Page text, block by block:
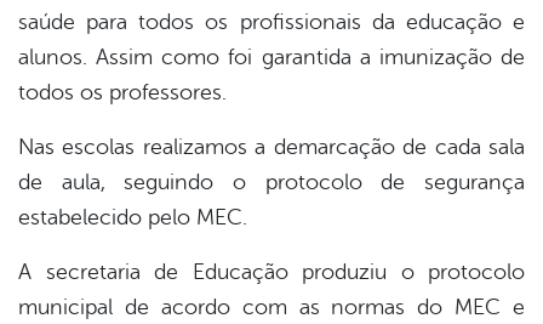
saúde para todos os profissionais da educação e
alunos. Assim como foi garantida a imunização de
todos os professores.
Nas escolas realizamos a demarcação de cada sala
de aula, seguindo o protocolo de segurança
estabelecido pelo MEC.
A secretaria de Educação produziu o protocolo
municipal de acordo com as normas do MEC e